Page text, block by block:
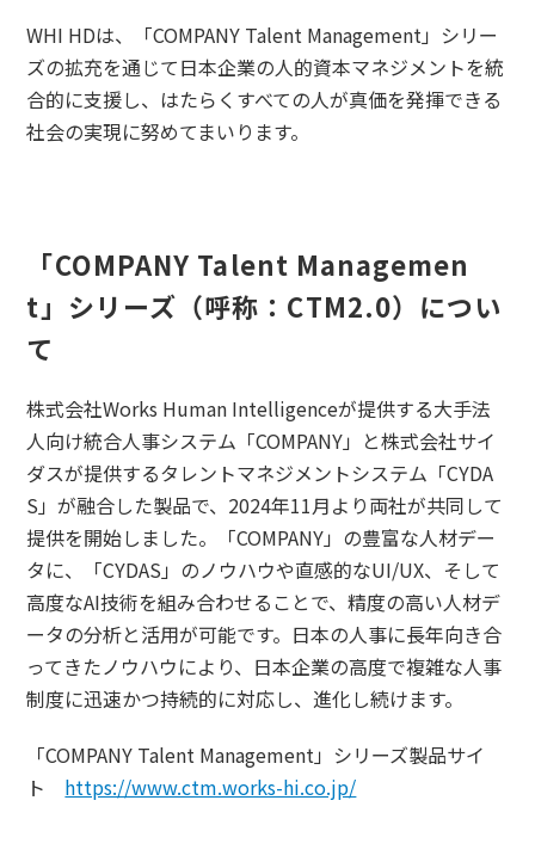
WHI HDは、「COMPANY Talent Management」シリー
ズの拡充を通じて日本企業の人的資本マネジメントを統
合的に支援し、はたらくすべての人が真価を発揮できる
社会の実現に努めてまいります。
「COMPANY Talent Managemen
t」シリーズ（呼称：CTM2.0）につい
て
株式会社Works Human Intelligenceが提供する大手法
人向け統合人事システム「COMPANY」と株式会社サイ
ダスが提供するタレントマネジメントシステム「CYDA
S」が融合した製品で、2024年11月より両社が共同して
提供を開始しました。「COMPANY」の豊富な人材デー
タに、「CYDAS」のノウハウや直感的なUI/UX、そして
高度なAI技術を組み合わせることで、精度の高い人材デ
ータの分析と活用が可能です。日本の人事に長年向き合
ってきたノウハウにより、日本企業の高度で複雑な人事
制度に迅速かつ持続的に対応し、進化し続けます。
「COMPANY Talent Management」シリーズ製品サイ
ト https://www.ctm.works-hi.co.jp/